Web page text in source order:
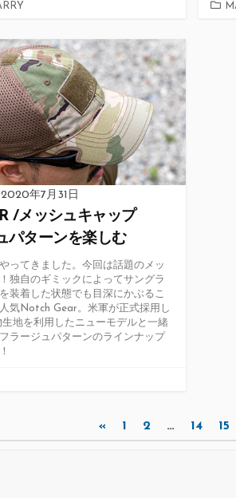
カ
2020年7月31日
/メッシュキャップ
パターンを楽しむ
ってきました。今回は話題のメッ
独自のギミックによってサングラ
装着した状態でも目深にかぶるこ
気Notch Gear。米軍が正式採用し
地を利用したニューモデルと一緒
ラージュパターンのラインナップ
« 1 2 … 14 15